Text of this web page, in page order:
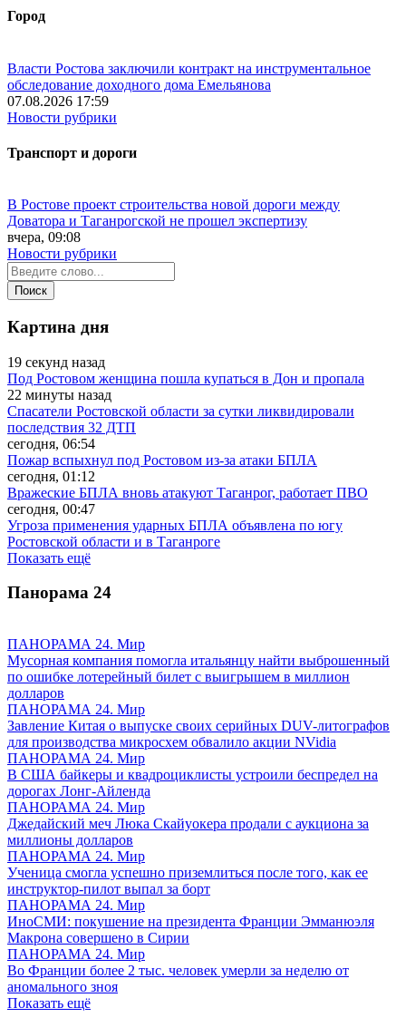
Город
Власти Ростова заключили контракт на инструментальное
обследование доходного дома Емельянова
07.08.2026 17:59
Новости рубрики
Транспорт и дороги
В Ростове проект строительства новой дороги между
Доватора и Таганрогской не прошел экспертизу
вчера, 09:08
Новости рубрики
Картина дня
19 секунд назад
Под Ростовом женщина пошла купаться в Дон и пропала
22 минуты назад
Спасатели Ростовской области за сутки ликвидировали
последствия 32 ДТП
сегодня, 06:54
Пожар вспыхнул под Ростовом из-за атаки БПЛА
сегодня, 01:12
Вражеские БПЛА вновь атакуют Таганрог, работает ПВО
сегодня, 00:47
Угроза применения ударных БПЛА объявлена по югу
Ростовской области и в Таганроге
Показать ещё
Панорама 24
ПАНОРАМА 24. Мир
Мусорная компания помогла итальянцу найти выброшенный
по ошибке лотерейный билет с выигрышем в миллион
долларов
ПАНОРАМА 24. Мир
Завление Китая о выпуске своих серийных DUV-литографов
для производства микросхем обвалило акции NVidia
ПАНОРАМА 24. Мир
В США байкеры и квадроциклисты устроили беспредел на
дорогах Лонг-Айленда
ПАНОРАМА 24. Мир
Джедайский меч Люка Скайуокера продали с аукциона за
миллионы долларов
ПАНОРАМА 24. Мир
Ученица смогла успешно приземлиться после того, как ее
инструктор-пилот выпал за борт
ПАНОРАМА 24. Мир
ИноСМИ: покушение на президента Франции Эмманюэля
Макрона совершено в Сирии
ПАНОРАМА 24. Мир
Во Франции более 2 тыс. человек умерли за неделю от
аномального зноя
Показать ещё